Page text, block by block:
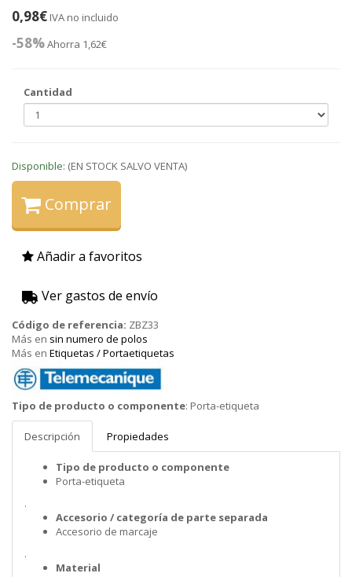
0,98€ IVA no incluido
-58%Ahorra 1,62€
Cantidad
Disponible: (EN STOCK SALVO VENTA)
Comprar
Añadir a favoritos
Ver gastos de envío
Código de referencia: ZBZ33
Más en sin numero de polos
Más en Etiquetas / Portaetiquetas
Telemecanique
(Schneider)
Tipo de producto o componente: Porta-etiqueta
Descripción Propiedades
Tipo de producto o componente
Porta-etiqueta
.
Accesorio / categoría de parte separada
Accesorio de marcaje
.
Material